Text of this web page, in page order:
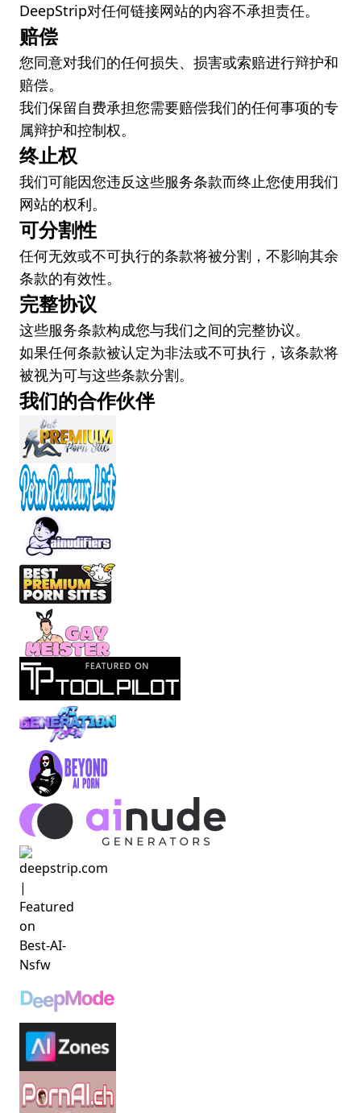
DeepStrip对任何链接网站的内容不承担责任。
赔偿
您同意对我们的任何损失、损害或索赔进行辩护和
赔偿。
我们保留自费承担您需要赔偿我们的任何事项的专
属辩护和控制权。
终止权
我们可能因您违反这些服务条款而终止您使用我们
网站的权利。
可分割性
任何无效或不可执行的条款将被分割，不影响其余
条款的有效性。
完整协议
这些服务条款构成您与我们之间的完整协议。
如果任何条款被认定为非法或不可执行，该条款将
被视为可与这些条款分割。
我们的合作伙伴